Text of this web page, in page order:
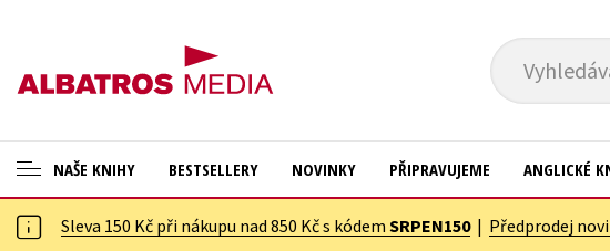
NAŠE KNIHY
ANGLICKÉ KNIHY -20 % Cestování
BESTSELLERY NOVINKY PŘIPRAVUJEME ANGLICKÉ
Sleva 150 Kč při nákupu nad 850 Kč s kódem SRPEN150| Předprodej